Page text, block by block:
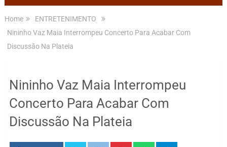
Home
ENTRETENIMENTO
Nininho Vaz Maia Interrompeu Concerto Para Acabar Com
Discussão Na Plateia
Nininho Vaz Maia Interrompeu
Concerto Para Acabar Com
Discussão Na Plateia